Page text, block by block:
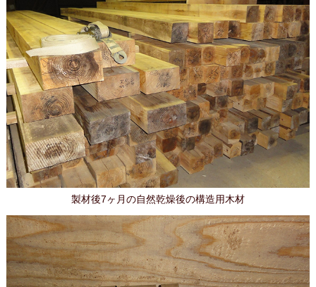
製材後7ヶ月の自然乾燥後の構造用木材